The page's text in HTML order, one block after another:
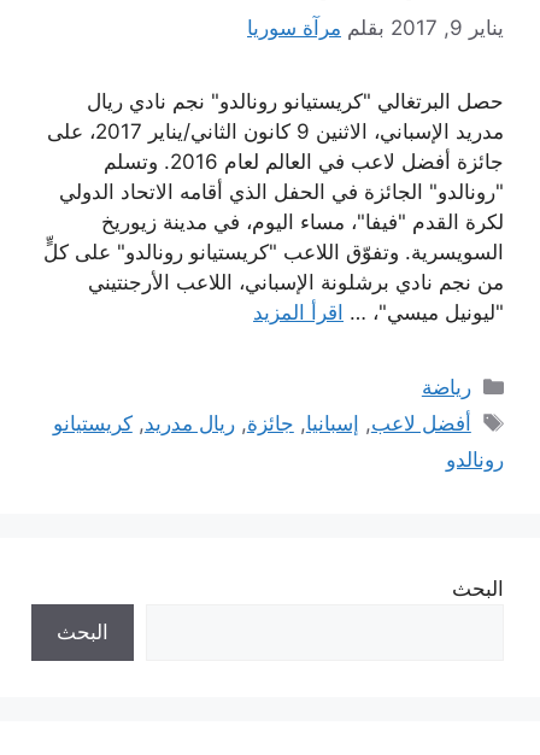
يناير 9, 2017 بقلم مرآة سوريا
حصل البرتغالي "كريستيانو رونالدو" نجم نادي ريال
مدريد الإسباني، الاثنين 9 كانون الثاني/يناير 2017، على
جائزة أفضل لاعب في العالم لعام 2016. وتسلم
"رونالدو" الجائزة في الحفل الذي أقامه الاتحاد الدولي
لكرة القدم "فيفا"، مساء اليوم، في مدينة زيوريخ
السويسرية. وتفوّق اللاعب "كريستيانو رونالدو" على كلٍّ
من نجم نادي برشلونة الإسباني، اللاعب الأرجنتيني
"ليونيل ميسي"، … اقرأ المزيد
التصنيفات
رياضة
الوسوم
أفضل لاعب, إسبانيا, جائزة,ريال مدريد,كريستيانو
رونالدو
البحث
البحث